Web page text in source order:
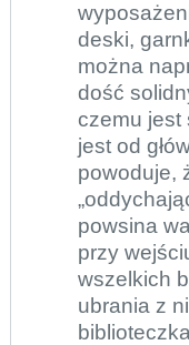
deski,
można
dość
czemu jest
jest od
powoduje,
powsina
przy
wszelkich
ubrania z